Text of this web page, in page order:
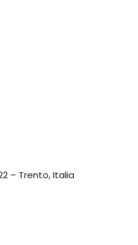
– Trento, Italia